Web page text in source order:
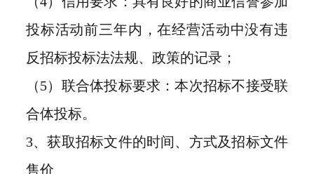
投标活动前三年内，在经营活动中没有违
反招标投标法法规、政策的记录；
（5）联合体投标要求：本次招标不接受联
合体投标。
3、获取招标文件的时间、方式及招标文件
售价